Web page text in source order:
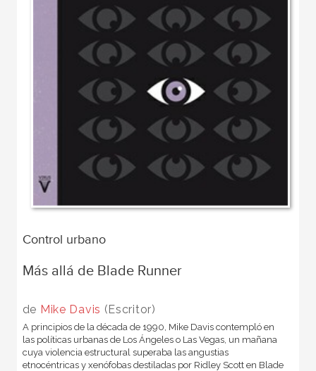
Control urbano
Más allá de Blade Runner
de Mike Davis (Escritor)
A principios de la década de 1990, Mike Davis contempló en
las políticas urbanas de Los Ángeles o Las Vegas, un mañana
cuya violencia estructural superaba las angustias
etnocéntricas y xenófobas destiladas por Ridley Scott en Blade